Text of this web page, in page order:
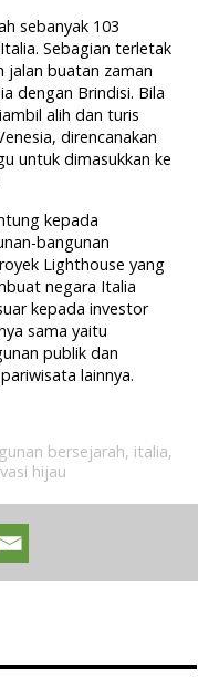
sebanyak 103
Sebagian terletak
jalan buatan zaman
dengan Brindisi. Bila
alih dan turis
direncanakan
untuk dimasukkan ke
kepada
bangunan
Lighthouse yang
negara Italia
kepada investor
sama yaitu
publik dan
lainnya.
bersejarah, italia,
hijau